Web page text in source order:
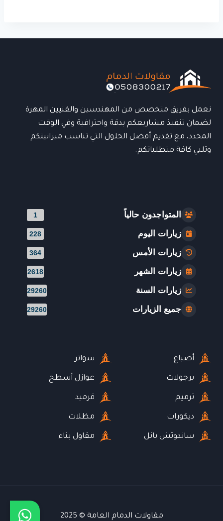
نعمل بفريق متخصص من المهندسين والفنيين المهرة
لضمان تنفيذ مشاريعكم بدقة واحترافية وفي الوقت
المحدد، مع تقديم أفضل الحلول التي تناسب ميزانيتكم
وتلبي كافة متطلباتكم.
المتواجدون حالياً 1
زيارات اليوم 228
زيارات الأمس 364
زيارات الشهر 2618
زيارات السنة 29260
جميع الزيارات 29260
أصباغ
برجولات
ترميم
ديكورات
ساندوتش بانل
سواتر
عوازل أسطح
قرميد
مظلات
مقاول بناء
مقاولات الدمام العامة © 2025